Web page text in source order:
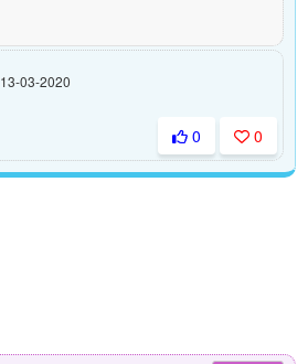
13-03-2020
0 0